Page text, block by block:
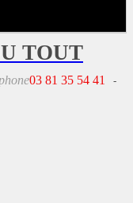
TOUT
03 81 35 54 41
-